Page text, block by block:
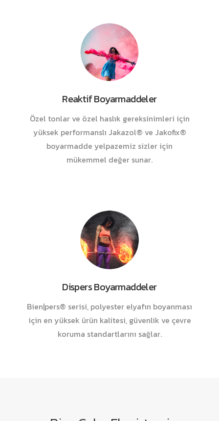
Reaktif Boyarmaddeler
Özel tonlar ve özel haslık gereksinimleri için
yüksek performanslı Jakazol® ve Jakofix®
boyarmadde yelpazemiz sizler için
mükemmel değer sunar.
Dispers Boyarmaddeler
Bien|pers® serisi, polyester elyafın boyanması
için en yüksek ürün kalitesi, güvenlik ve çevre
koruma standartlarını sağlar.